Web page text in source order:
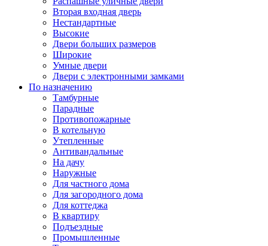
Вторая входная дверь
Нестандартные
Высокие
Двери больших размеров
Широкие
Умные двери
Двери с электронными замками
По назначению
Тамбурные
Парадные
Противопожарные
В котельную
Утепленные
Антивандальные
На дачу
Наружные
Для частного дома
Для загородного дома
Для коттеджа
В квартиру
Подъездные
Промышленные